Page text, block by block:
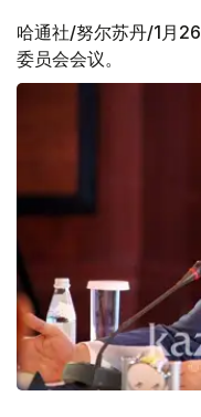
哈通社/努尔苏丹/1月
委员会会议。